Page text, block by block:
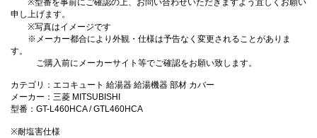
申し上げます。
※写真はイメージです
※メーカー都合により外観・仕様は予告なく変更されることがありま
す。
ご購入前にメーカーサイト等でご確認をお願い致します。
カテゴリ：エコキュート 給湯器 給湯機器 部材 カバー
メーカー：三菱 MITSUBISHI
型番：GT-L460HCA / GTL460HCA
※耐塩害仕様